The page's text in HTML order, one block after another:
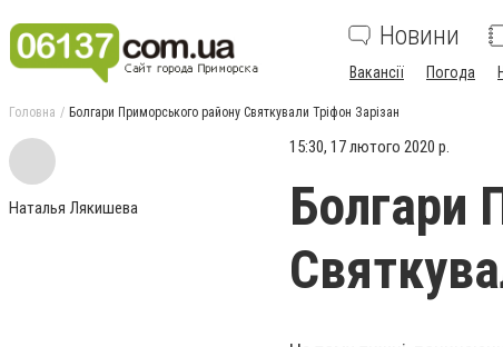
Новини
Вакансії Погода
Головна Болгари Приморського району Святкували Тріфон Зарізан
Наталья Лякишева
15:30, 17 лютого 2020 р.
Болгари